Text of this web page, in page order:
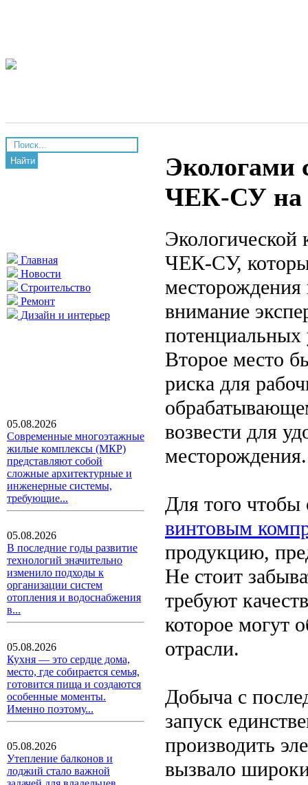
Найти
Главная
Новости
Строительство
Ремонт
Дизайн и интерьер
05.08.2026
Современные многоэтажные
жилые комплексы (МКР)
представляют собой
сложные архитектурные и
инженерные системы,
требующие...
05.08.2026
В последние годы развитие
технологий значительно
изменило подходы к
организации систем
отопления и водоснабжения
в...
05.08.2026
Кухня — это сердце дома,
место, где собирается семья,
готовится пища и создаются
особенные моменты.
Именно поэтому...
05.08.2026
Утепление балконов и
лоджий стало важной
Экологами
ЧЕК-СУ на
ЧЕК-СУ,
внимание
потенциальных
Второе место
риска для
возвести для
месторождения.
Для того чтобы
винтовым
продукцию,
Не стоит
требуют
которое могут
отрасли.
Добыча с
запуск
производить
вызвало